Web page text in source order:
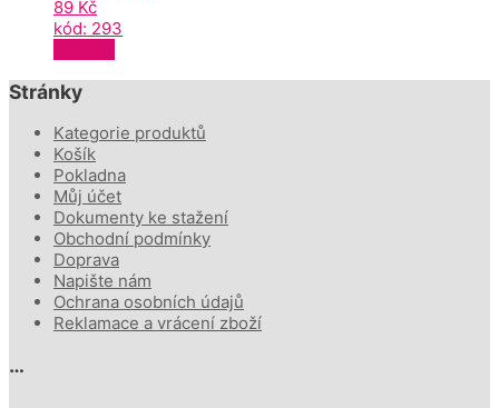
89 Kč
kód: 293
Stránky
Kategorie produktů
Košík
Pokladna
Můj účet
Dokumenty ke stažení
Obchodní podmínky
Doprava
Napište nám
Ochrana osobních údajů
Reklamace a vrácení zboží
…